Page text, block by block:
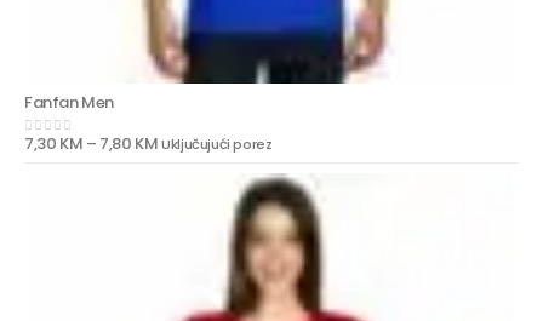
Fanfan Men
0out of 5
7,30 KM – 7,80 KMUključujući porez